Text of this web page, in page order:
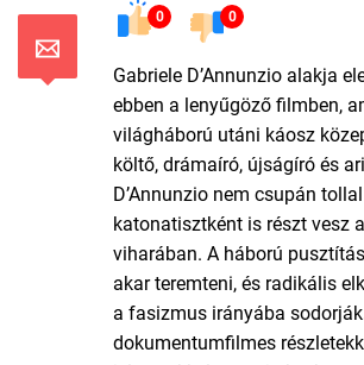
0 0
Gabriele D’Annunzio alakja
ebben a lenyűgöző filmben,
világháború utáni káosz
költő, drámaíró, újságíró és
D’Annunzio nem csupán
katonatisztként is részt vesz
viharában. A háború
akar teremteni, és radikális
a fasizmus irányába
dokumentumfilmes